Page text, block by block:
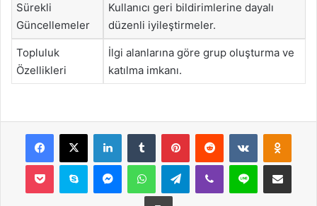
Sürekli
Güncellemeler
Kullanıcı geri bildirimlerine dayalı
düzenli iyileştirmeler.
Topluluk
Özellikleri
İlgi alanlarına göre grup oluşturma ve
katılma imkanı.
Facebook
X LinkedInTumblr PinterestReddit VKontakte
Pocket Skype MessengerWhatsAppTelegramViber Line E-Posta ile
Yazdır